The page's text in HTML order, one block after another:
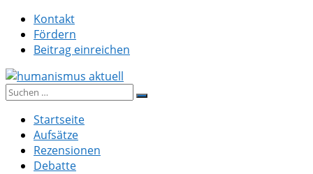
Zum
Inhalt
springen
Kontakt
Fördern
Beitrag einreichen
humanismus aktuell
Suche
Startseite
Aufsätze
Rezensionen
Debatte